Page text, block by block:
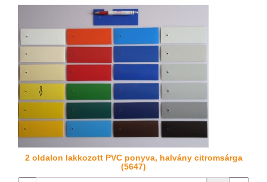
2 oldalon lakkozott PVC ponyva, halvány citromsárga
(5647)